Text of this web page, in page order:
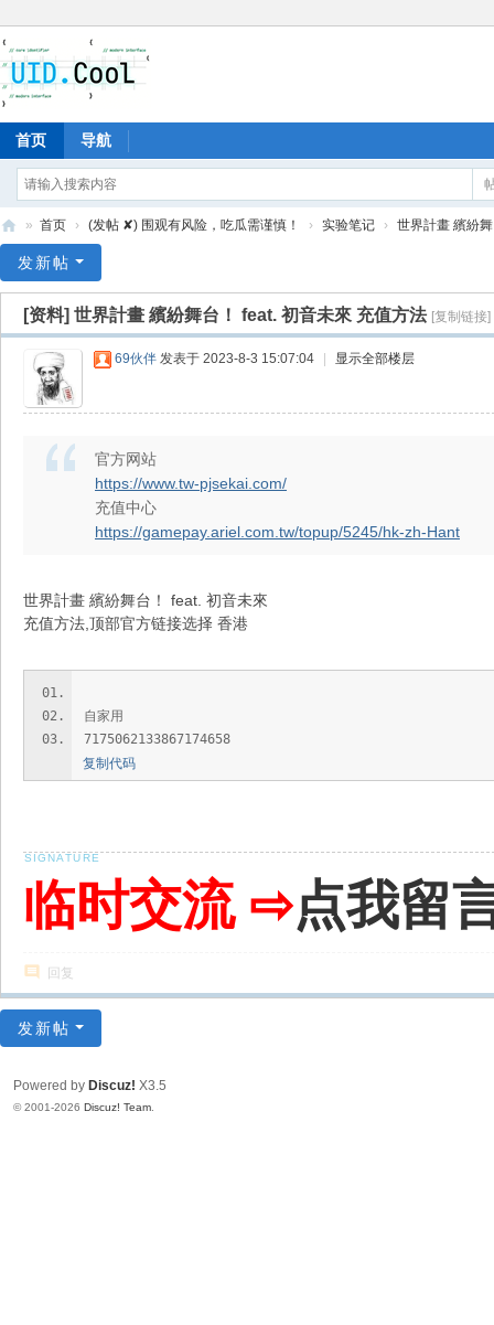
首页 导航
爱
» 首页 › (发帖 ✘) 围观有风险，吃瓜需谨慎！ › 实验笔记 › 世界計畫 繽紛
发新帖
[资料] 世界計畫 繽紛舞台！ feat. 初音未來 充值方法 [复制链接]
69伙伴 发表于 2023-8-3 15:07:04 显示全部楼层
官方网站
https://www.tw-pjsekai.com/
充值中心
https://gamepay.ariel.com.tw/topup/5245/hk-zh-Hant
世界計畫 繽紛舞台！ feat. 初音未來
充值方法,顶部官方链接选择 香港
自家用
7175062133867174658
复制代码
临时交流 ⇨点我留
回复
发新帖
Powered by Discuz! X3.5
© 2001-2026 Discuz! Team